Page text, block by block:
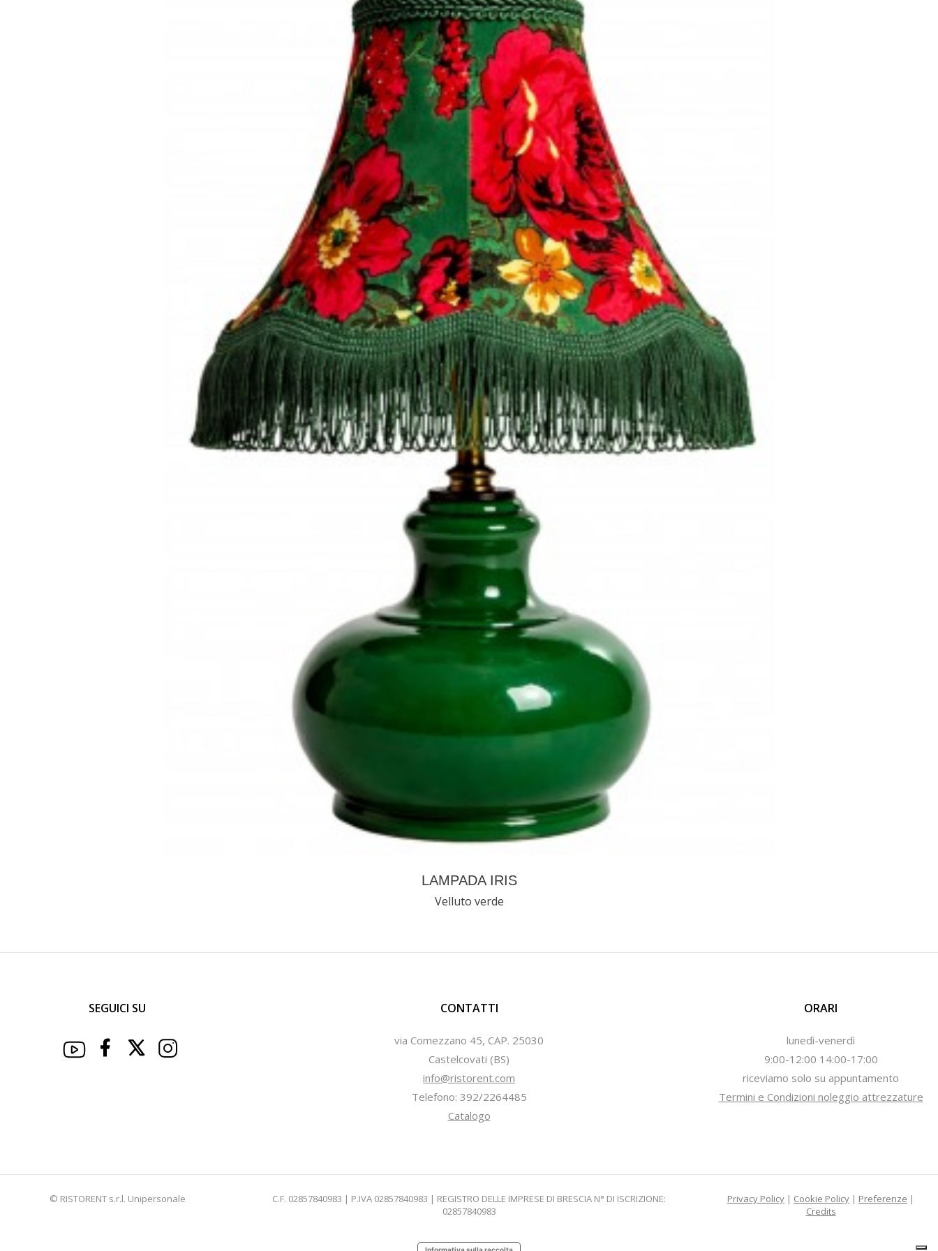
LAMPADA IRIS
Velluto verde
SEGUICI SU CONTATTI
via Comezzano 45, CAP. 25030
Castelcovati (BS)
info@ristorent.com
Telefono: 392/2264485
Catalogo
ORARI
lunedì-venerdì
9:00-12:00 14:00-17:00
riceviamo solo su appuntamento
Termini e Condizioni noleggio attrezzature
© RISTORENT s.r.l. Unipersonale
C.F. 02857840983 | P.IVA 02857840983 | REGISTRO DELLE IMPRESE DI BRESCIA N° DI ISCRIZIONE:
02857840983
Privacy Policy | Cookie Policy | Preferenze |
Credits